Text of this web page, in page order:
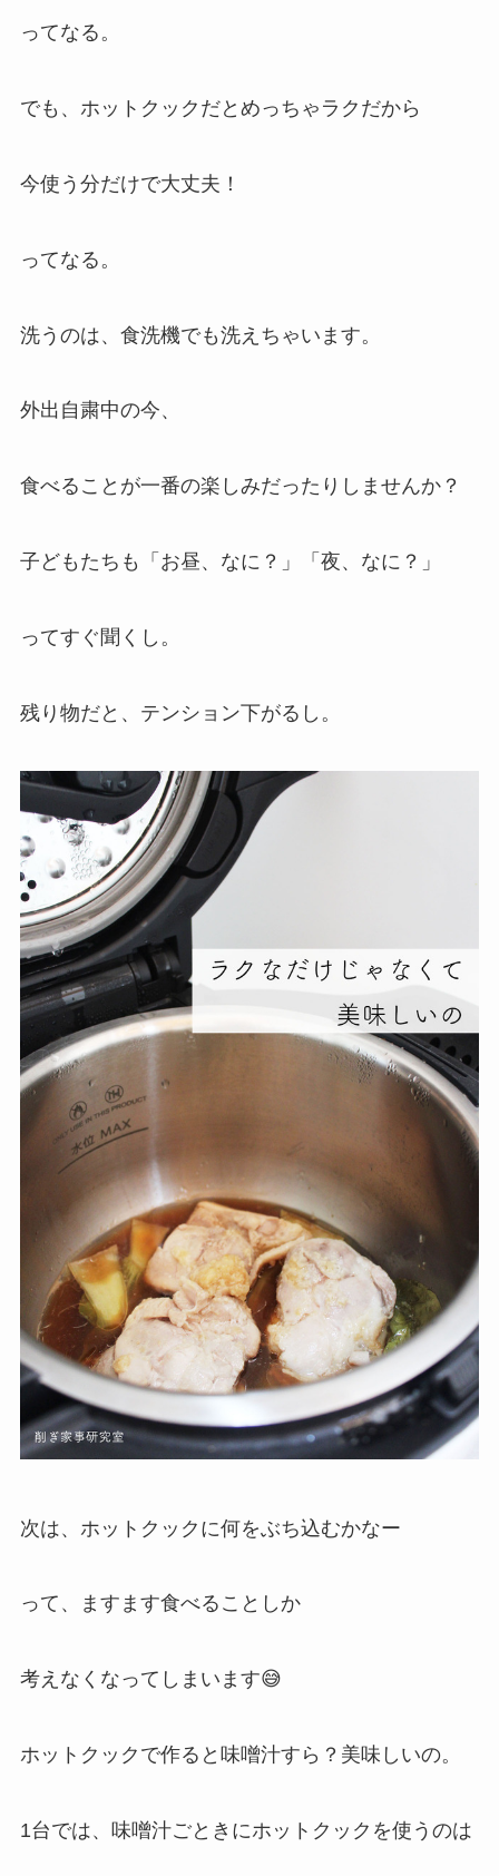
ってなる。
でも、ホットクックだとめっちゃラクだから
今使う分だけで大丈夫！
ってなる。
洗うのは、食洗機でも洗えちゃいます。
外出自粛中の今、
食べることが一番の楽しみだったりしませんか？
子どもたちも「お昼、なに？」「夜、なに？」
ってすぐ聞くし。
残り物だと、テンション下がるし。
次は、ホットクックに何をぶち込むかなー
って、ますます食べることしか
考えなくなってしまいます😅
ホットクックで作ると味噌汁すら？美味しいの。
1台では、味噌汁ごときにホットクックを使うのは